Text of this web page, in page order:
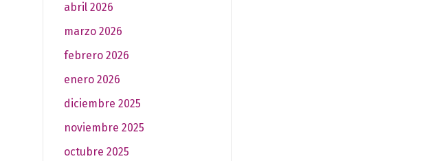
abril 2026
marzo 2026
febrero 2026
enero 2026
diciembre 2025
noviembre 2025
octubre 2025